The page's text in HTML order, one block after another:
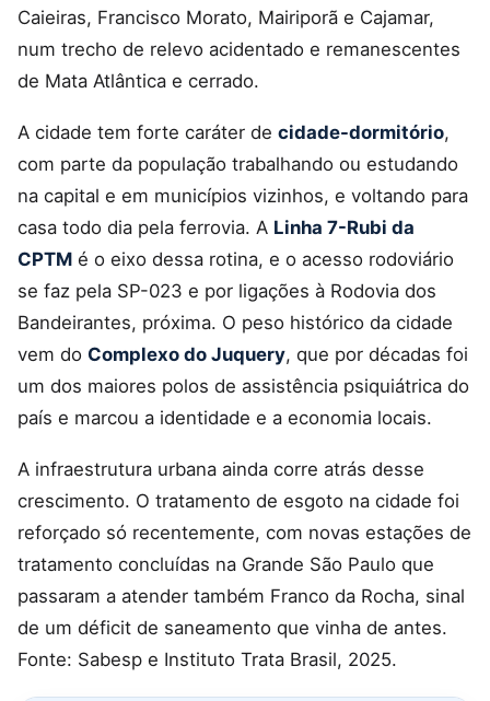
Caieiras, Francisco Morato, Mairiporã e Cajamar,
num trecho de relevo acidentado e remanescentes
de Mata Atlântica e cerrado.
A cidade tem forte caráter de cidade-dormitório,
com parte da população trabalhando ou estudando
na capital e em municípios vizinhos, e voltando para
casa todo dia pela ferrovia. A Linha 7-Rubi da
CPTM é o eixo dessa rotina, e o acesso rodoviário
se faz pela SP-023 e por ligações à Rodovia dos
Bandeirantes, próxima. O peso histórico da cidade
vem do Complexo do Juquery, que por décadas foi
um dos maiores polos de assistência psiquiátrica do
país e marcou a identidade e a economia locais.
A infraestrutura urbana ainda corre atrás desse
crescimento. O tratamento de esgoto na cidade foi
reforçado só recentemente, com novas estações de
tratamento concluídas na Grande São Paulo que
passaram a atender também Franco da Rocha, sinal
de um déficit de saneamento que vinha de antes.
Fonte: Sabesp e Instituto Trata Brasil, 2025.